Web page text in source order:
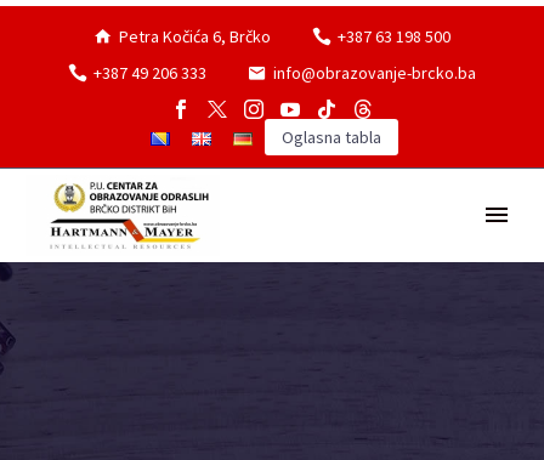
Petra Kočića 6, Brčko
+387 63 198 500
+387 49 206 333
info@obrazovanje-brcko.ba
Oglasna tabla